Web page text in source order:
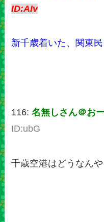
ID:AIv
新千歳着いた、関東
116:名無しさん＠お
ID:ubG
千歳空港はどうなんや